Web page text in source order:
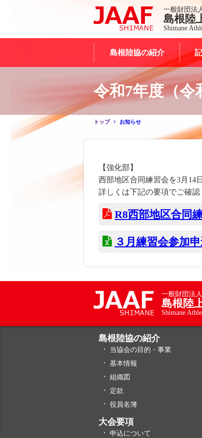
一般財団法
島根陸
Shimane
島根陸協の紹介
令和7年度（令
トップ お知らせ
【強化部】
西部地区合同練習会を3月14
詳しくは下記の要項でご確認
R8西部地区合同
３月練習会参加
一般財団法人
島根陸
Shimane
島根陸協の紹介
当協会の目的・事業
基本情報
組織図
定款
役員名簿
大会要項
申込について